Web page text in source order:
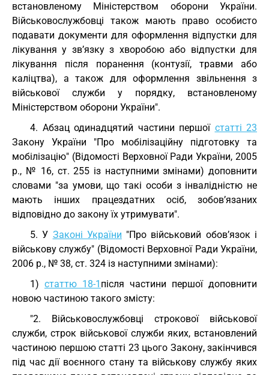
встановленому Міністерством оборони України.
Військовослужбовці також мають право особисто
подавати документи для оформлення відпустки для
лікування у зв’язку з хворобою або відпустки для
лікування після поранення (контузії, травми або
каліцтва), а також для оформлення звільнення з
військової служби у порядку, встановленому
Міністерством оборони України".
4. Абзац одинадцятий частини першої статті 23
Закону України "Про мобілізаційну підготовку та
мобілізацію" (Відомості Верховної Ради України, 2005
р., № 16, ст. 255 із наступними змінами) доповнити
словами "за умови, що такі особи з інвалідністю не
мають інших працездатних осіб, зобов’язаних
відповідно до закону їх утримувати".
5. У Законі України "Про військовий обов’язок і
військову службу" (Відомості Верховної Ради України,
2006 р., № 38, ст. 324 із наступними змінами):
1) статтю 18-1 після частини першої доповнити
новою частиною такого змісту:
"2. Військовослужбовці строкової військової
служби, строк військової служби яких, встановлений
частиною першою статті 23 цього Закону, закінчився
під час дії воєнного стану та військову службу яких